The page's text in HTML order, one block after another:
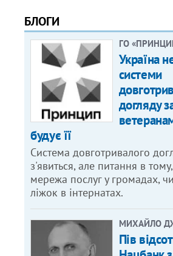
БЛОГИ
ГО
Україна
системи
догляду
будує її
Система довготривалого
з'явиться, але питання в
мережа послуг у громадах,
ліжок в інтернатах.
МИХАЙЛО
Пів